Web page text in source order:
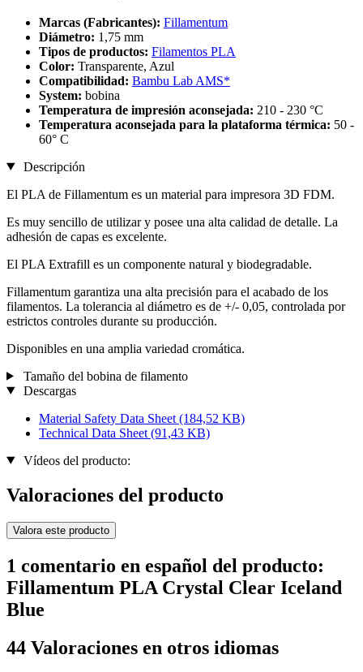
Marcas (Fabricantes): Fillamentum
Diámetro: 1,75 mm
Tipos de productos: Filamentos PLA
Color: Transparente, Azul
Compatibilidad: Bambu Lab AMS*
System: bobina
Temperatura de impresión aconsejada: 210 - 230 °C
Temperatura aconsejada para la plataforma térmica: 50 -
60° C
Descripción
El PLA de Fillamentum es un material para impresora 3D FDM.
Es muy sencillo de utilizar y posee una alta calidad de detalle. La
adhesión de capas es excelente.
El PLA Extrafill es un componente natural y biodegradable.
Fillamentum garantiza una alta precisión para el acabado de los
filamentos. La tolerancia al diámetro es de +/- 0,05, controlada por
estrictos controles durante su producción.
Disponibles en una amplia variedad cromática.
Tamaño del bobina de filamento
Descargas
Material Safety Data Sheet (184,52 KB)
Technical Data Sheet (91,43 KB)
Vídeos del producto:
Valoraciones del producto
Valora este producto
1 comentario en español del producto:
Fillamentum PLA Crystal Clear Iceland
Blue
44 Valoraciones en otros idiomas